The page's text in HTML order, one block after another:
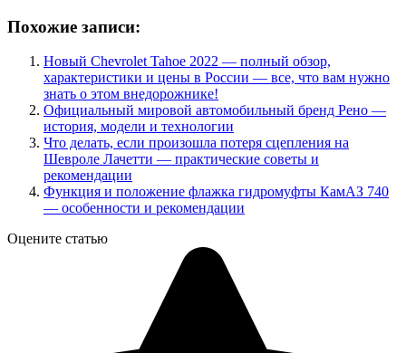
Похожие записи:
Новый Chevrolet Tahoe 2022 — полный обзор,
характеристики и цены в России — все, что вам нужно
знать о этом внедорожнике!
Официальный мировой автомобильный бренд Рено —
история, модели и технологии
Что делать, если произошла потеря сцепления на
Шевроле Лачетти — практические советы и
рекомендации
Функция и положение флажка гидромуфты КамАЗ 740
— особенности и рекомендации
Оцените статью